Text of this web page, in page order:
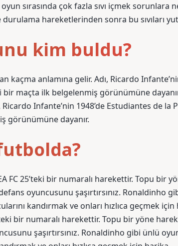
sırasında çok fazla sıvı içmek sorunlara
hareketlerinden sonra bu sıvıları
kim buldu?
kaçma anlamına gelir. Adı, Ricardo
bir maçta ilk belgelenmiş görünümüne
Infante’nin 1948’de Estudiantes de la
görünümüne dayanır.
FC 25’teki bir numaralı harekettir. Topu bir
oyuncusunu şaşırtırsınız. Ronaldinho
kandırmak ve onları hızlıca geçmek
bir numaralı harekettir. Topu bir yöne
şaşırtırsınız. Ronaldinho gibi ünlü